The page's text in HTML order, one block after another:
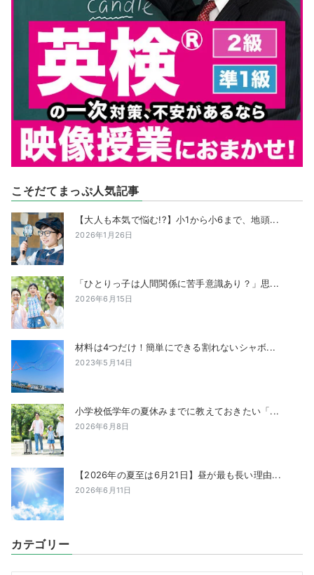
こそだてまっぷ人気記事
【大人も本気で悩む!?】小1から小6まで、地頭...
2026年1月26日
「ひとりっ子は人間関係に苦手意識あり？」思...
2026年6月15日
材料は4つだけ！簡単にできる割れないシャボ...
2023年5月14日
小学校低学年の夏休みまでに教えておきたい「...
2026年6月8日
【2026年の夏至は6月21日】昼が最も長い理由...
2026年6月11日
カテゴリー
カ